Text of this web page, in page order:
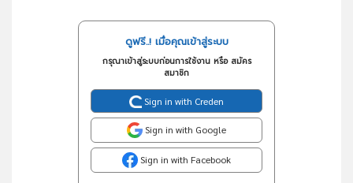
ดูฟรี..! เมื่อคุณเข้าสู่ระบบ
กรุณาเข้าสู่ระบบก่อนการใช้งาน หรือ สมัคร
สมาชิก
Sign in with Creden
Sign in with Google
Sign in with Facebook